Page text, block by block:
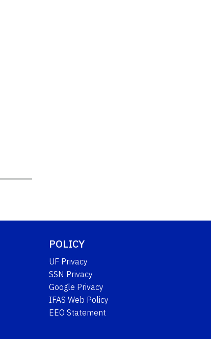
POLICY
UF Privacy
SSN Privacy
Google Privacy
IFAS Web Policy
EEO Statement